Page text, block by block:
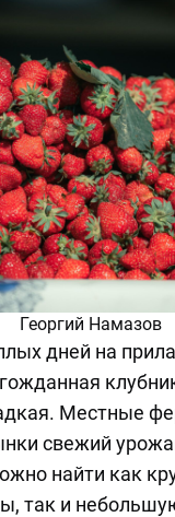
Георгий Намазов
дней на
Местные
свежий
найти как
так и